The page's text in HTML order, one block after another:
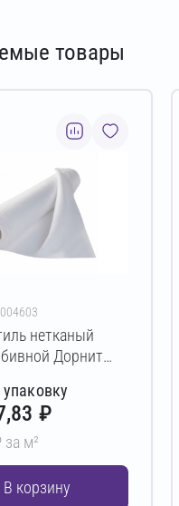
товары
нетканый
Дорнит
₽
м²
В корзину